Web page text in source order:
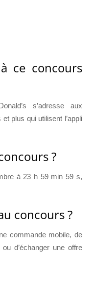
ce concours
s’adresse aux
plus qui utilisent l’appli
?
à 23 h 59 min 59 s,
concours ?
commande mobile, de
d’échanger une offre